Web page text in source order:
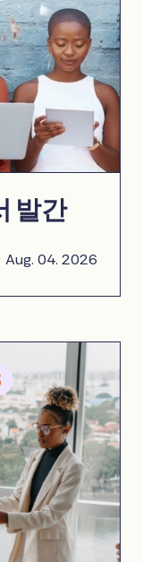
발간
Aug. 04. 2026